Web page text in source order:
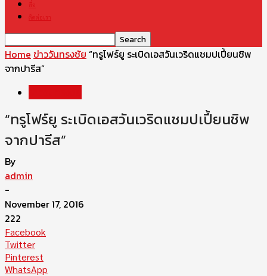
สื่อ
ติดต่อเรา
Home ข่าววันทรงชัย “ทรูโฟร์ยู ระเบิดเอสวันเวริดแชมปเปี้ยนชิพ
จากปารีส”
“ทรูโฟร์ยู ระเบิดเอสวันเวริดแชมปเปี้ยนชิพ
จากปารีส”
By
admin
-
November 17, 2016
222
Facebook
Twitter
Pinterest
WhatsApp